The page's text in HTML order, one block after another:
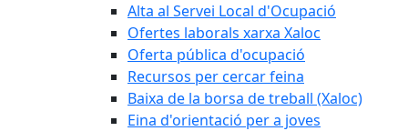
Alta al Servei Local d'Ocupació
Ofertes laborals xarxa Xaloc
Oferta pública d'ocupació
Recursos per cercar feina
Baixa de la borsa de treball (Xaloc)
Eina d'orientació per a joves